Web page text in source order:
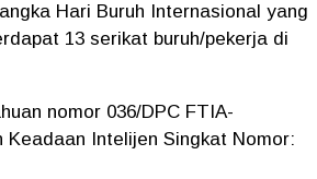
Hari Buruh Internasional yang
13 serikat buruh/pekerja di
nomor 036/DPC FTIA-
Keadaan Intelijen Singkat Nomor: